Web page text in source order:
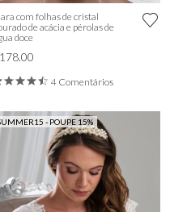
com folhas de cristal
de acácia e pérolas de
doce
4 Comentários
- POUPE 15%